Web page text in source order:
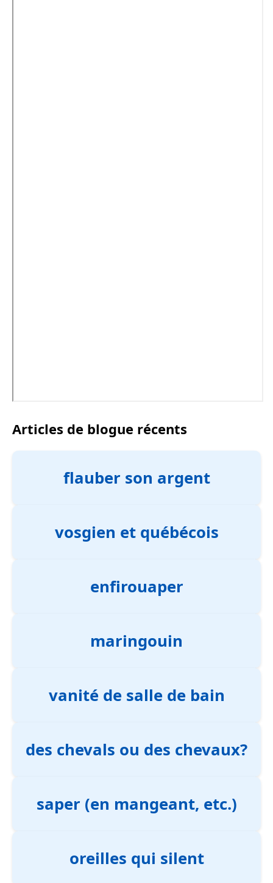
Articles de blogue récents
flauber son argent
vosgien et québécois
enfirouaper
maringouin
vanité de salle de bain
des chevals ou des chevaux?
saper (en mangeant, etc.)
oreilles qui silent